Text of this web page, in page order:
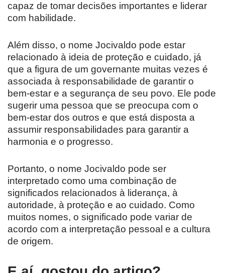
capaz de tomar decisões importantes e liderar
com habilidade.
Além disso, o nome Jocivaldo pode estar
relacionado à ideia de proteção e cuidado, já
que a figura de um governante muitas vezes é
associada à responsabilidade de garantir o
bem-estar e a segurança de seu povo. Ele pode
sugerir uma pessoa que se preocupa com o
bem-estar dos outros e que está disposta a
assumir responsabilidades para garantir a
harmonia e o progresso.
Portanto, o nome Jocivaldo pode ser
interpretado como uma combinação de
significados relacionados à liderança, à
autoridade, à proteção e ao cuidado. Como
muitos nomes, o significado pode variar de
acordo com a interpretação pessoal e a cultura
de origem.